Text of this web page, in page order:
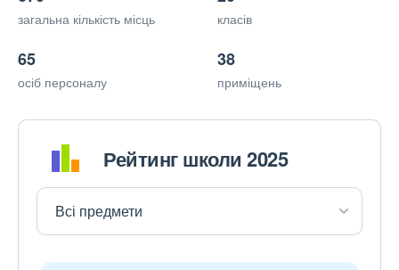
загальна кількість місць класів
65
осіб персоналу
38
приміщень
Рейтинг школи 2025